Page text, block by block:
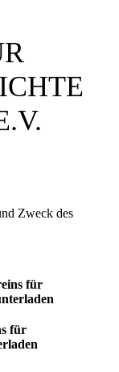
.
Zweck des
für
für